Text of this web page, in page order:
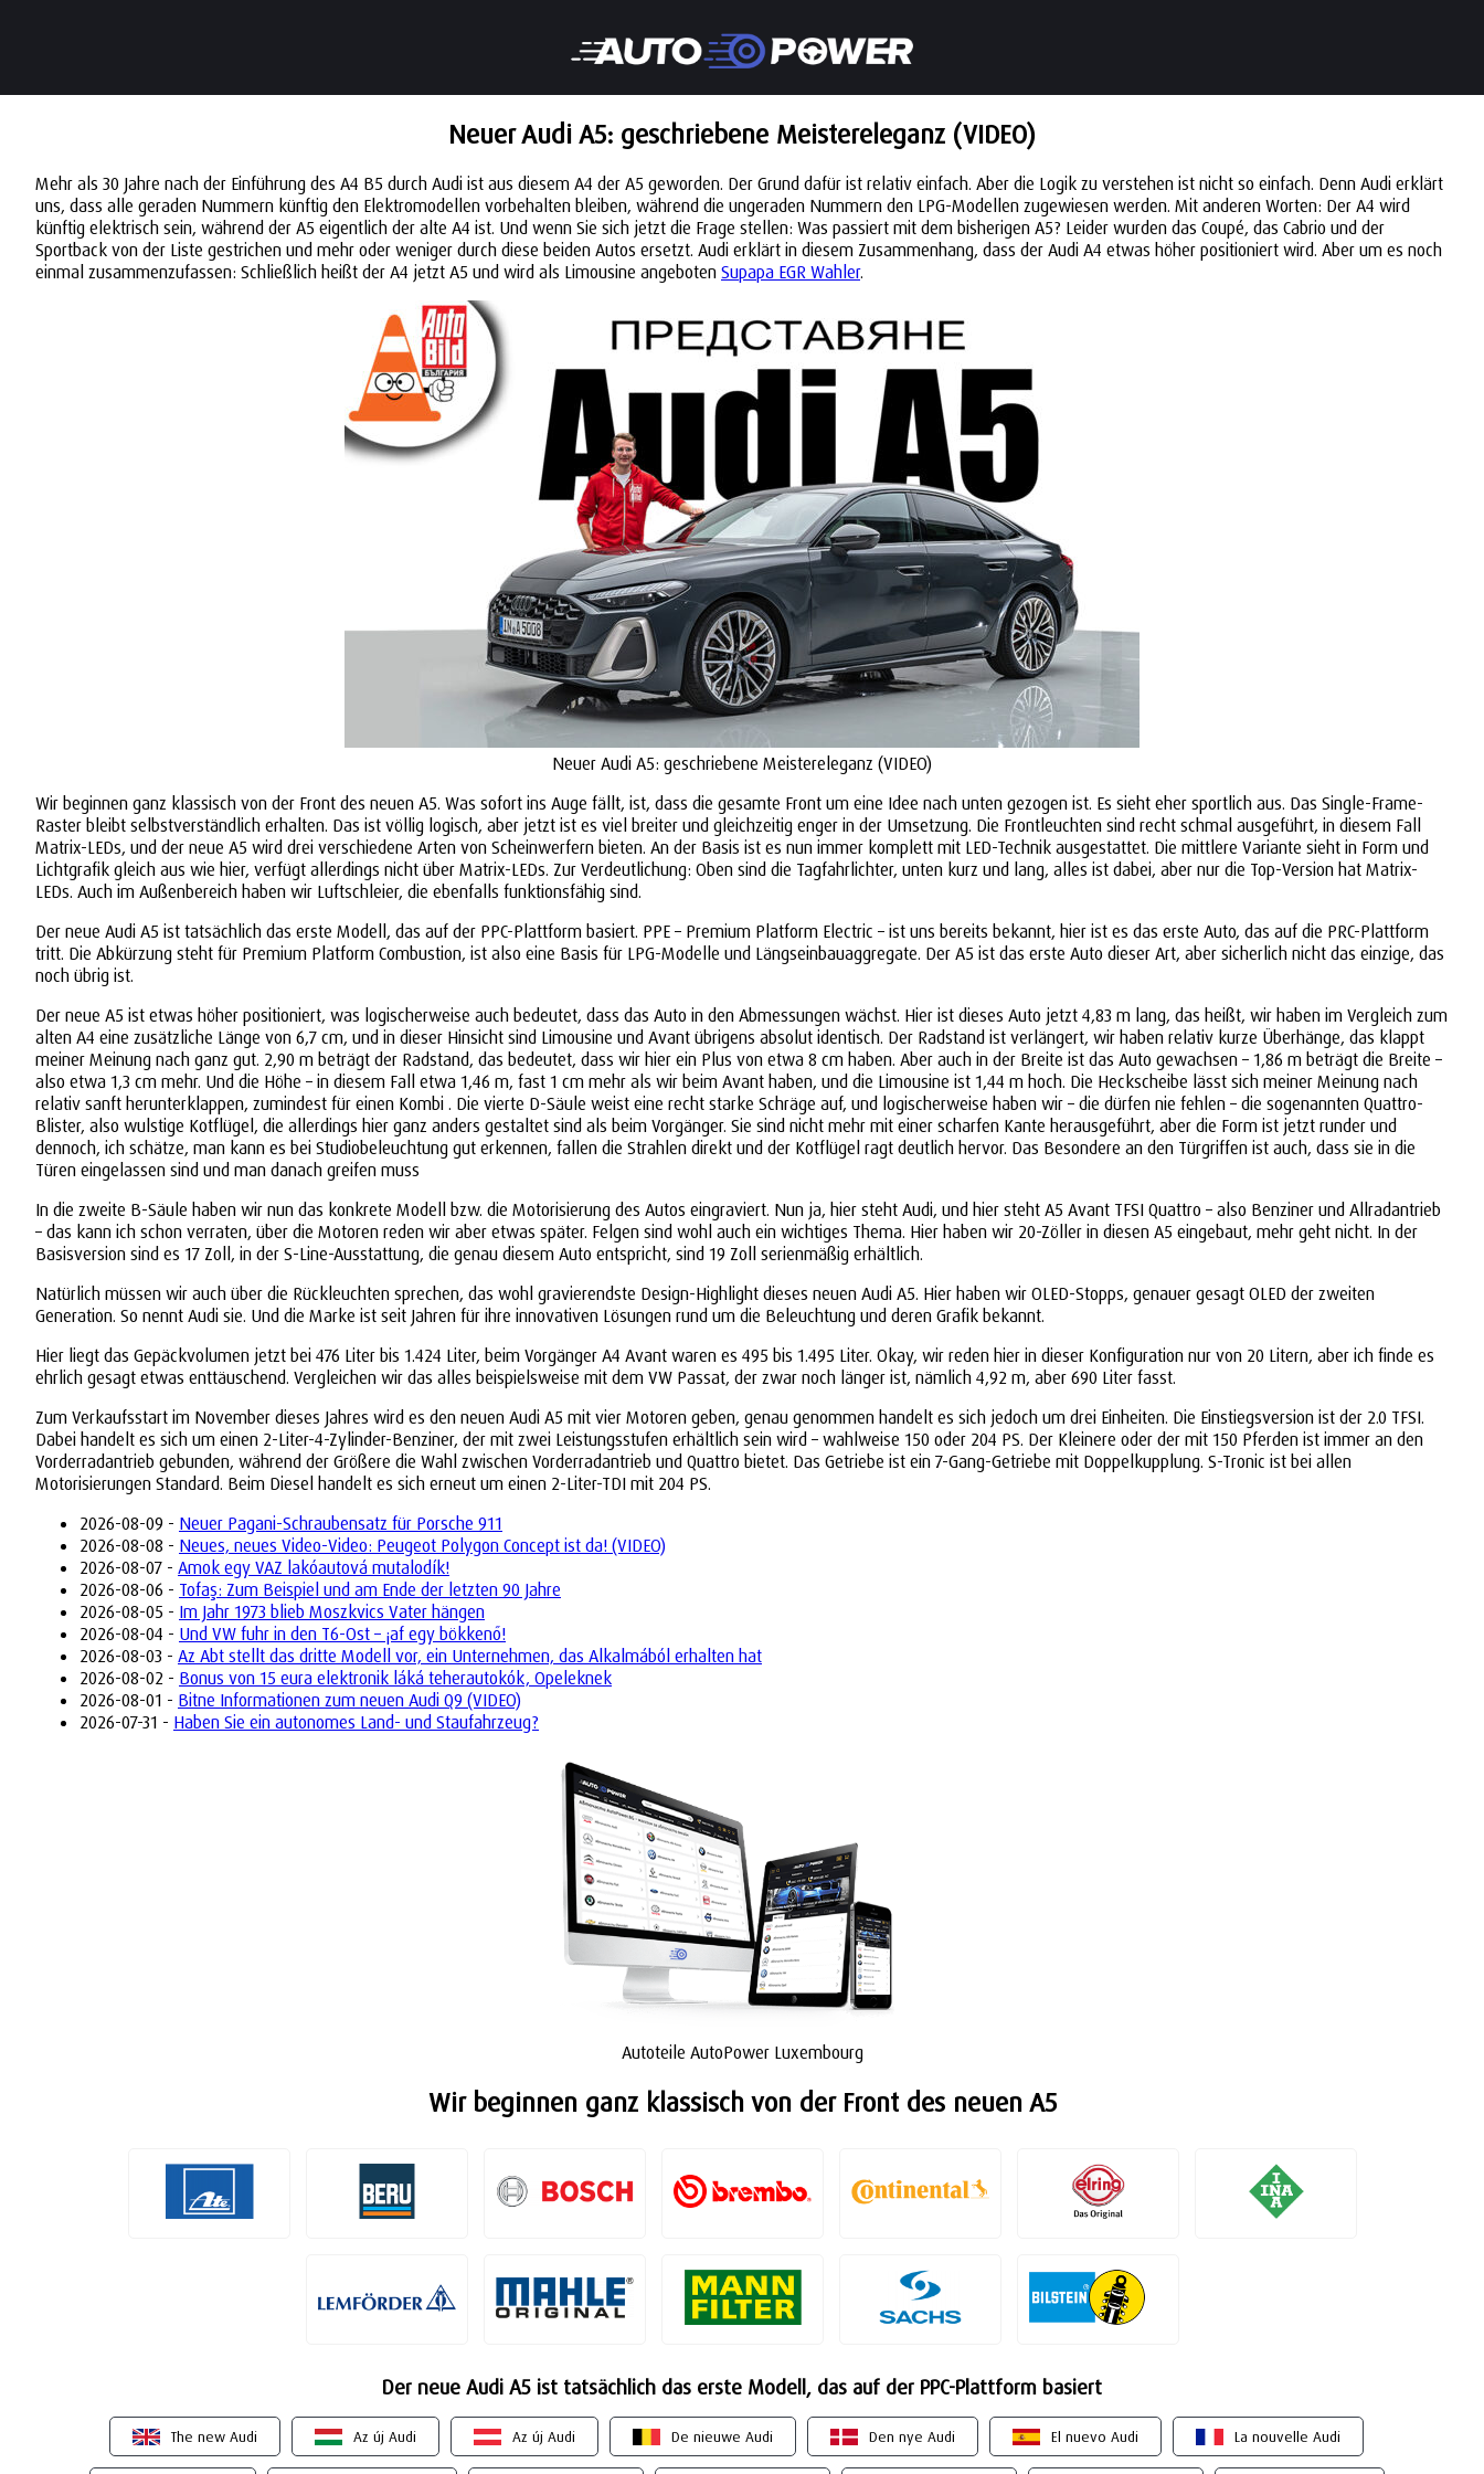
Neuer Audi A5: geschriebene Meistereleganz (VIDEO)
Mehr als 30 Jahre nach der Einführung des A4 B5 durch Audi ist aus diesem A4 der A5 geworden. Der Grund dafür ist relativ einfach. Aber die Logik zu verstehen ist nicht so einfach. Denn Audi erklärt
uns, dass alle geraden Nummern künftig den Elektromodellen vorbehalten bleiben, während die ungeraden Nummern den LPG-Modellen zugewiesen werden. Mit anderen Worten: Der A4 wird
künftig elektrisch sein, während der A5 eigentlich der alte A4 ist. Und wenn Sie sich jetzt die Frage stellen: Was passiert mit dem bisherigen A5? Leider wurden das Coupé, das Cabrio und der
Sportback von der Liste gestrichen und mehr oder weniger durch diese beiden Autos ersetzt. Audi erklärt in diesem Zusammenhang, dass der Audi A4 etwas höher positioniert wird. Aber um es noch
einmal zusammenzufassen: Schließlich heißt der A4 jetzt A5 und wird als Limousine angeboten Supapa EGR Wahler.
Neuer Audi A5: geschriebene Meistereleganz (VIDEO)
Wir beginnen ganz klassisch von der Front des neuen A5. Was sofort ins Auge fällt, ist, dass die gesamte Front um eine Idee nach unten gezogen ist. Es sieht eher sportlich aus. Das Single-Frame-
Raster bleibt selbstverständlich erhalten. Das ist völlig logisch, aber jetzt ist es viel breiter und gleichzeitig enger in der Umsetzung. Die Frontleuchten sind recht schmal ausgeführt, in diesem Fall
Matrix-LEDs, und der neue A5 wird drei verschiedene Arten von Scheinwerfern bieten. An der Basis ist es nun immer komplett mit LED-Technik ausgestattet. Die mittlere Variante sieht in Form und
Lichtgrafik gleich aus wie hier, verfügt allerdings nicht über Matrix-LEDs. Zur Verdeutlichung: Oben sind die Tagfahrlichter, unten kurz und lang, alles ist dabei, aber nur die Top-Version hat Matrix-
LEDs. Auch im Außenbereich haben wir Luftschleier, die ebenfalls funktionsfähig sind.
Der neue Audi A5 ist tatsächlich das erste Modell, das auf der PPC-Plattform basiert. PPE – Premium Platform Electric – ist uns bereits bekannt, hier ist es das erste Auto, das auf die PRC-Plattform
tritt. Die Abkürzung steht für Premium Platform Combustion, ist also eine Basis für LPG-Modelle und Längseinbauaggregate. Der A5 ist das erste Auto dieser Art, aber sicherlich nicht das einzige, das
noch übrig ist.
Der neue A5 ist etwas höher positioniert, was logischerweise auch bedeutet, dass das Auto in den Abmessungen wächst. Hier ist dieses Auto jetzt 4,83 m lang, das heißt, wir haben im Vergleich zum
alten A4 eine zusätzliche Länge von 6,7 cm, und in dieser Hinsicht sind Limousine und Avant übrigens absolut identisch. Der Radstand ist verlängert, wir haben relativ kurze Überhänge, das klappt
meiner Meinung nach ganz gut. 2,90 m beträgt der Radstand, das bedeutet, dass wir hier ein Plus von etwa 8 cm haben. Aber auch in der Breite ist das Auto gewachsen – 1,86 m beträgt die Breite –
also etwa 1,3 cm mehr. Und die Höhe – in diesem Fall etwa 1,46 m, fast 1 cm mehr als wir beim Avant haben, und die Limousine ist 1,44 m hoch. Die Heckscheibe lässt sich meiner Meinung nach
relativ sanft herunterklappen, zumindest für einen Kombi . Die vierte D-Säule weist eine recht starke Schräge auf, und logischerweise haben wir – die dürfen nie fehlen – die sogenannten Quattro-
Blister, also wulstige Kotflügel, die allerdings hier ganz anders gestaltet sind als beim Vorgänger. Sie sind nicht mehr mit einer scharfen Kante herausgeführt, aber die Form ist jetzt runder und
dennoch, ich schätze, man kann es bei Studiobeleuchtung gut erkennen, fallen die Strahlen direkt und der Kotflügel ragt deutlich hervor. Das Besondere an den Türgriffen ist auch, dass sie in die
Türen eingelassen sind und man danach greifen muss
In die zweite B-Säule haben wir nun das konkrete Modell bzw. die Motorisierung des Autos eingraviert. Nun ja, hier steht Audi, und hier steht A5 Avant TFSI Quattro – also Benziner und Allradantrieb
– das kann ich schon verraten, über die Motoren reden wir aber etwas später. Felgen sind wohl auch ein wichtiges Thema. Hier haben wir 20-Zöller in diesen A5 eingebaut, mehr geht nicht. In der
Basisversion sind es 17 Zoll, in der S-Line-Ausstattung, die genau diesem Auto entspricht, sind 19 Zoll serienmäßig erhältlich.
Natürlich müssen wir auch über die Rückleuchten sprechen, das wohl gravierendste Design-Highlight dieses neuen Audi A5. Hier haben wir OLED-Stopps, genauer gesagt OLED der zweiten
Generation. So nennt Audi sie. Und die Marke ist seit Jahren für ihre innovativen Lösungen rund um die Beleuchtung und deren Grafik bekannt.
Hier liegt das Gepäckvolumen jetzt bei 476 Liter bis 1.424 Liter, beim Vorgänger A4 Avant waren es 495 bis 1.495 Liter. Okay, wir reden hier in dieser Konfiguration nur von 20 Litern, aber ich finde es
ehrlich gesagt etwas enttäuschend. Vergleichen wir das alles beispielsweise mit dem VW Passat, der zwar noch länger ist, nämlich 4,92 m, aber 690 Liter fasst.
Zum Verkaufsstart im November dieses Jahres wird es den neuen Audi A5 mit vier Motoren geben, genau genommen handelt es sich jedoch um drei Einheiten. Die Einstiegsversion ist der 2.0 TFSI.
Dabei handelt es sich um einen 2-Liter-4-Zylinder-Benziner, der mit zwei Leistungsstufen erhältlich sein wird – wahlweise 150 oder 204 PS. Der Kleinere oder der mit 150 Pferden ist immer an den
Vorderradantrieb gebunden, während der Größere die Wahl zwischen Vorderradantrieb und Quattro bietet. Das Getriebe ist ein 7-Gang-Getriebe mit Doppelkupplung. S-Tronic ist bei allen
Motorisierungen Standard. Beim Diesel handelt es sich erneut um einen 2-Liter-TDI mit 204 PS.
2026-08-09 - Neuer Pagani-Schraubensatz für Porsche 911
2026-08-08 - Neues, neues Video-Video: Peugeot Polygon Concept ist da! (VIDEO)
2026-08-07 - Amok egy VAZ lakóautová mutalodík!
2026-08-06 - Tofaş: Zum Beispiel und am Ende der letzten 90 Jahre
2026-08-05 - Im Jahr 1973 blieb Moszkvics Vater hängen
2026-08-04 - Und VW fuhr in den T6-Ost – ¡af egy bökkenő!
2026-08-03 - Az Abt stellt das dritte Modell vor, ein Unternehmen, das Alkalmából erhalten hat
2026-08-02 - Bonus von 15 eura elektronik láká teherautokók, Opeleknek
2026-08-01 - Bitne Informationen zum neuen Audi Q9 (VIDEO)
2026-07-31 - Haben Sie ein autonomes Land- und Staufahrzeug?
Autoteile AutoPower Luxembourg
Wir beginnen ganz klassisch von der Front des neuen A5
Der neue Audi A5 ist tatsächlich das erste Modell, das auf der PPC-Plattform basiert
The new Audi Az új Audi Az új Audi De nieuwe Audi Den nye Audi El nuevo Audi La nouvelle Audi